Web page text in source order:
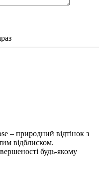
– природний відтінок з
відблиском.
будь-якому